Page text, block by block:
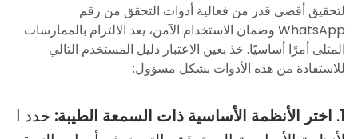
لتحقيق أقصى قدر من فعالية أدوات التحقق من رقم
WhatsApp وضمان الاستخدام الآمن، يعد الالتزام بالممارسات
المثلى أمرًا أساسيًا. خذ بعين الاعتبار دليل المستخدم التالي
للاستفادة من هذه الأدوات بشكل مسؤول:
1. اختر الأنظمة الأساسية ذات السمعة الطيبة: حدد ا